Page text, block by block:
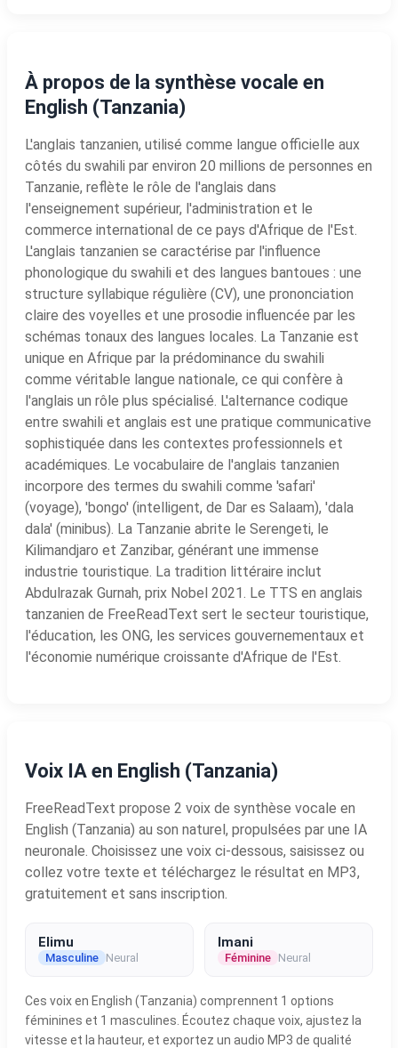
À propos de la synthèse vocale en
English (Tanzania)
L'anglais tanzanien, utilisé comme langue officielle aux
côtés du swahili par environ 20 millions de personnes en
Tanzanie, reflète le rôle de l'anglais dans
l'enseignement supérieur, l'administration et le
commerce international de ce pays d'Afrique de l'Est.
L'anglais tanzanien se caractérise par l'influence
phonologique du swahili et des langues bantoues : une
structure syllabique régulière (CV), une prononciation
claire des voyelles et une prosodie influencée par les
schémas tonaux des langues locales. La Tanzanie est
unique en Afrique par la prédominance du swahili
comme véritable langue nationale, ce qui confère à
l'anglais un rôle plus spécialisé. L'alternance codique
entre swahili et anglais est une pratique communicative
sophistiquée dans les contextes professionnels et
académiques. Le vocabulaire de l'anglais tanzanien
incorpore des termes du swahili comme 'safari'
(voyage), 'bongo' (intelligent, de Dar es Salaam), 'dala
dala' (minibus). La Tanzanie abrite le Serengeti, le
Kilimandjaro et Zanzibar, générant une immense
industrie touristique. La tradition littéraire inclut
Abdulrazak Gurnah, prix Nobel 2021. Le TTS en anglais
tanzanien de FreeReadText sert le secteur touristique,
l'éducation, les ONG, les services gouvernementaux et
l'économie numérique croissante d'Afrique de l'Est.
Voix IA en English (Tanzania)
FreeReadText propose 2 voix de synthèse vocale en
English (Tanzania) au son naturel, propulsées par une IA
neuronale. Choisissez une voix ci-dessous, saisissez ou
collez votre texte et téléchargez le résultat en MP3,
gratuitement et sans inscription.
Elimu
Masculine Neural
Imani
Féminine Neural
Ces voix en English (Tanzania) comprennent 1 options
féminines et 1 masculines. Écoutez chaque voix, ajustez la
vitesse et la hauteur, et exportez un audio MP3 de qualité